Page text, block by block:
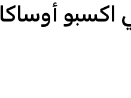
أوساكا